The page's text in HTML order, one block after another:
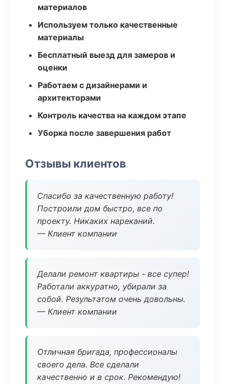
материалов
Используем только качественные
материалы
Бесплатный выезд для замеров и
оценки
Работаем с дизайнерами и
архитекторами
Контроль качества на каждом этапе
Уборка после завершения работ
Отзывы клиентов
Спасибо за качественную работу!
Построили дом быстро, все по
проекту. Никаких нареканий.
— Клиент компании
Делали ремонт квартиры - все супер!
Работали аккуратно, убирали за
собой. Результатом очень довольны.
— Клиент компании
Отличная бригада, профессионалы
своего дела. Все сделали
качественно и в срок. Рекомендую!